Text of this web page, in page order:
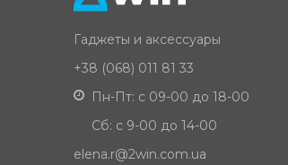
Гаджеты и аксессуары
+38 (068) 011 81 33
Пн-Пт: с 09-00 до 18-00
Сб: с 9-00 до 14-00
elena.r@2win.com.ua